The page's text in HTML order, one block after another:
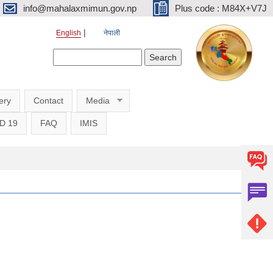
info@mahalaxmimun.gov.np Plus code : M84X+V7J
English नेपाली
Contact Media
19 FAQ IMIS